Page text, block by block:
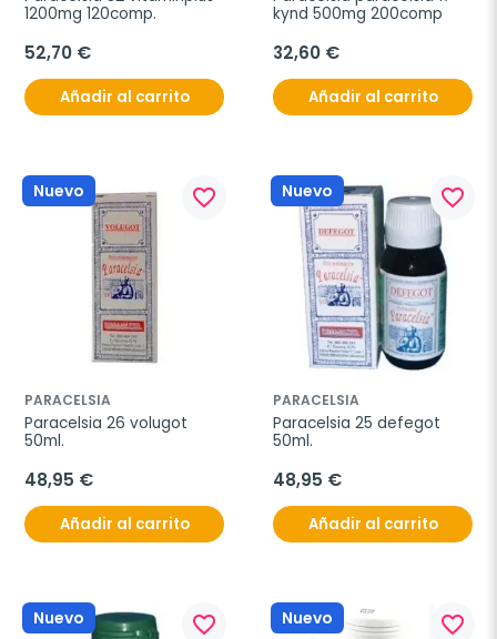
1200mg 120comp.
52,70 €
Añadir al carrito
kynd 500mg 200comp
32,60 €
Añadir al carrito
Nuevo favorite_border
PARACELSIA
Paracelsia 26 volugot
50ml.
48,95 €
Añadir al carrito
Nuevo favorite_border
PARACELSIA
Paracelsia 25 defegot
50ml.
48,95 €
Añadir al carrito
Nuevo favorite_border Nuevo favorite_border